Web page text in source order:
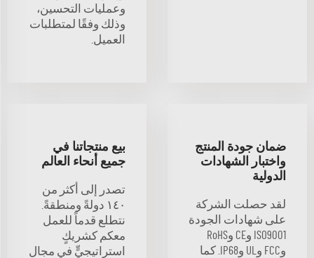
وعمليات التحسين،
وذلك وفقًا لمتطلبات
العميل.
ضمان جودة المنتج
واختبار الشهادات
الدولية
لقد حصلت الشركة
على شهادات الجودة
ISO9001 وCE وRoHS
وFCC وUL وIP68. كما
بيع منتجاتنا في
جميع أنحاء العالم
تصدر إلى أكثر من
١٤٠ دولةً ومنطقةً.
نتطلع قدماً للعمل
معكم كشريكٍ
استراتيجيٍّ في مجال